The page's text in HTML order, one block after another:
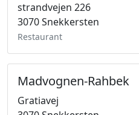
strandvejen 226
3070 Snekkersten
Restaurant
Madvognen-Rahbek
Gratiavej